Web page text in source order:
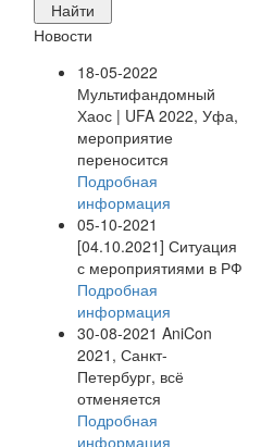
Новости
18-05-2022
Мультифандомный
Хаос | UFA 2022, Уфа,
мероприятие
переносится
Подробная
информация
05-10-2021
[04.10.2021] Ситуация
с мероприятиями в РФ
Подробная
информация
30-08-2021 AniCon
2021, Санкт-
Петербург, всё
отменяется
Подробная
информация